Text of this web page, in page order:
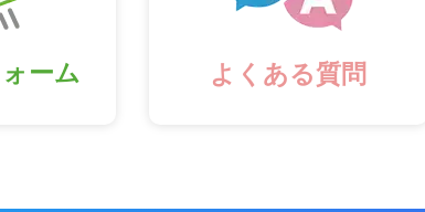
ーム よくある質問